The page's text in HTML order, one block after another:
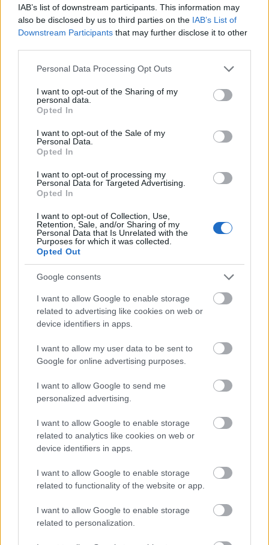
IAB’s list of downstream participants. This information may
also be disclosed by us to third parties on the IAB’s List of
Downstream Participants that may further disclose it to other
Please note that this website/app uses one or more Google
not limited to your visit or usage behaviour. You may click to
grant or deny consent to Google and its third-party tags to
use your data for below specified purposes in below Google
consent section.
Personal Data Processing Opt Outs
I want to opt-out of the Sharing of my
personal data.
Opted In
I want to opt-out of the Sale of my
Personal Data.
Opted In
I want to opt-out of processing my
Personal Data for Targeted Advertising.
Opted In
I want to opt-out of Collection, Use,
Retention, Sale, and/or Sharing of my
Personal Data that Is Unrelated with the
Purposes for which it was collected.
Opted Out
Google consents
I want to allow Google to enable storage
related to advertising like cookies on web or
device identifiers in apps.
I want to allow my user data to be sent to
Google for online advertising purposes.
I want to allow Google to send me
personalized advertising.
I want to allow Google to enable storage
related to analytics like cookies on web or
device identifiers in apps.
I want to allow Google to enable storage
related to functionality of the website or app.
I want to allow Google to enable storage
related to personalization.
BEFEKTETÉS 2025. JAN. 14. NÖVEKEDÉS.HU
A friss inflációs adat szerint a PMÁP
csökkenhet, 7 ezer milliárd forintnyi
inflációkövető állampapírt érint a változás.
A KSH adatai szerint 2024-ben az átlagos éves
infláció 3,7 százalékot tett ki az 2023-as 17,6
százalék után. Ez a jó hír viszont hatalmas
kamatcsökkenést okoz mindazoknak, akik
Prémium Magyar Állampapírban (PMÁP)
tartják a megtakarításaikat - írja a Bank360.
Ezek az állampapírok ugyanis többségükben
jelenleg 17,85-19,1 százalék közötti kamatot
fizetnek, az idei kamatfordulókat követően
közé. (Van még két sorozat, amelynek
alacsonyabb a kamata, a 2023 novemberében
kibocsátott kötvényé 9,9 százalékos, a tavaly
februárban piacra dobott PMÁP-é pedig 7,9
százalék. Áprilisban azonban ezek kamata is
csökkenni fog 4,2 százalékosra.)